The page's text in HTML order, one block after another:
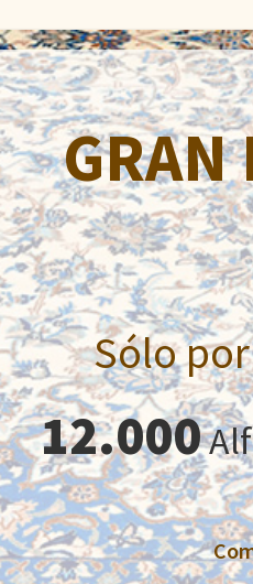
Las
los
GRAN
Sólo
12.000